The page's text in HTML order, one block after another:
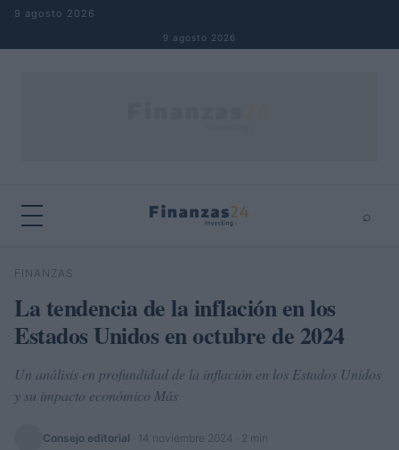
Saltar al contenido
9 agosto 2026
9 agosto 2026
⌕
Buscar
FINANZAS
La tendencia de la inflación en los
Estados Unidos en octubre de 2024
Un análisis en profundidad de la inflación en los Estados Unidos
y su impacto económico Más
Consejo editorial 14 noviembre 2024 · 2 min